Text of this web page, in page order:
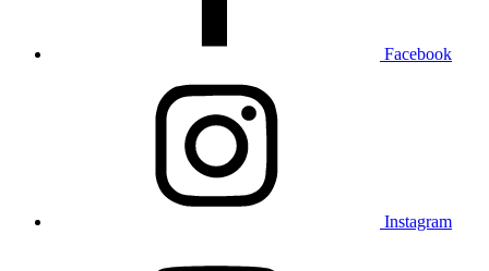
Facebook
Instagram